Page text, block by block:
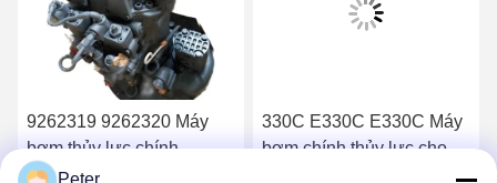
9262319 9262320 Máy
bơm thủy lực chính
HPV118 ZX200-3 ZX230
330C E330C E330C Máy
bơm chính thủy lực cho
máy đào Máy bơm thiết bị
Peter